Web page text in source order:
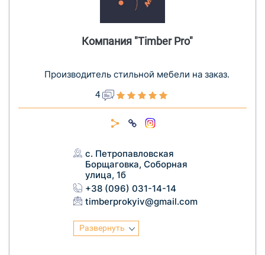
Компания "Timber Pro"
Производитель стильной мебели на заказ.
4
с. Петропавловская
Борщаговка, Соборная
улица, 1б
+38 (096) 031-14-14
timberprokyiv@gmail.com
Развернуть